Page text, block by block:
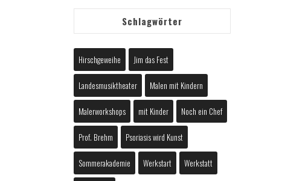
Schlagwörter
Hirschgeweihe Jim das Fest
Landesmusiktheater Malen mit Kindern
Malerworkshops mit Kinder Noch ein Chef
Prof. Brehm Psoriasis wird Kunst
Sommerakademie Werkstart Werkstatt